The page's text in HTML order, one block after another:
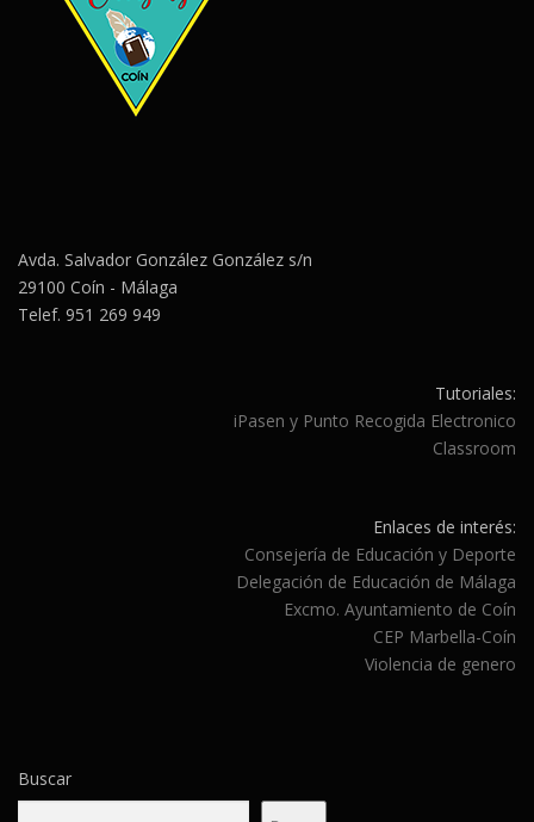
Avda. Salvador González González s/n
29100 Coín - Málaga
Telef. 951 269 949
Tutoriales:
iPasen y Punto Recogida Electronico
Classroom
Enlaces de interés:
Consejería de Educación y Deporte
Delegación de Educación de Málaga
Excmo. Ayuntamiento de Coín
CEP Marbella-Coín
Violencia de genero
Buscar